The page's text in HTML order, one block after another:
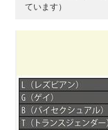
ています）